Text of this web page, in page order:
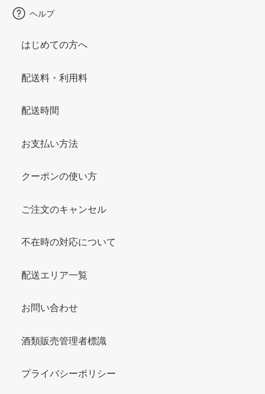
ヘルプ
はじめての方へ
配送料・利用料
配送時間
お支払い方法
クーポンの使い方
ご注文のキャンセル
不在時の対応について
配送エリア一覧
お問い合わせ
酒類販売管理者標識
プライバシーポリシー